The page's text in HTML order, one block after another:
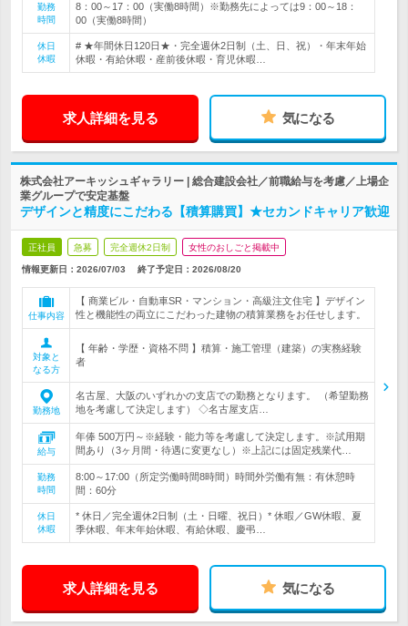
勤務
時間
8：00～17：00（実働8時間）※勤務先によっては9：00～18：
00（実働8時間）
休日
休暇
# ★年間休日120日★・完全週休2日制（土、日、祝）・年末年始
休暇・有給休暇・産前後休暇・育児休暇…
求人詳細を見る 気になる
株式会社アーキッシュギャラリー | 総合建設会社／前職給与を考慮／上場企
業グループで安定基盤
デザインと精度にこだわる【積算購買】★セカンドキャリア歓迎
正社員 急募 完全週休2日制 女性のおしごと掲載中
情報更新日：2026/07/03 終了予定日： 2026/08/20
仕事内容
【 商業ビル・自動車SR・マンション・高級注文住宅 】デザイン
性と機能性の両立にこだわった建物の積算業務をお任せします。
対象と
なる方
【 年齢・学歴・資格不問 】積算・施工管理（建築）の実務経験
者
勤務地
名古屋、大阪のいずれかの支店での勤務となります。 （希望勤務
地を考慮して決定します） ◇名古屋支店…
給与
年俸 500万円～※経験・能力等を考慮して決定します。※試用期
間あり（3ヶ月間・待遇に変更なし）※上記には固定残業代…
勤務
時間
8:00～17:00（所定労働時間8時間）時間外労働有無：有休憩時
間：60分
休日
休暇
* 休日／完全週休2日制（土・日曜、祝日）* 休暇／GW休暇、夏
季休暇、年末年始休暇、有給休暇、慶弔…
求人詳細を見る 気になる